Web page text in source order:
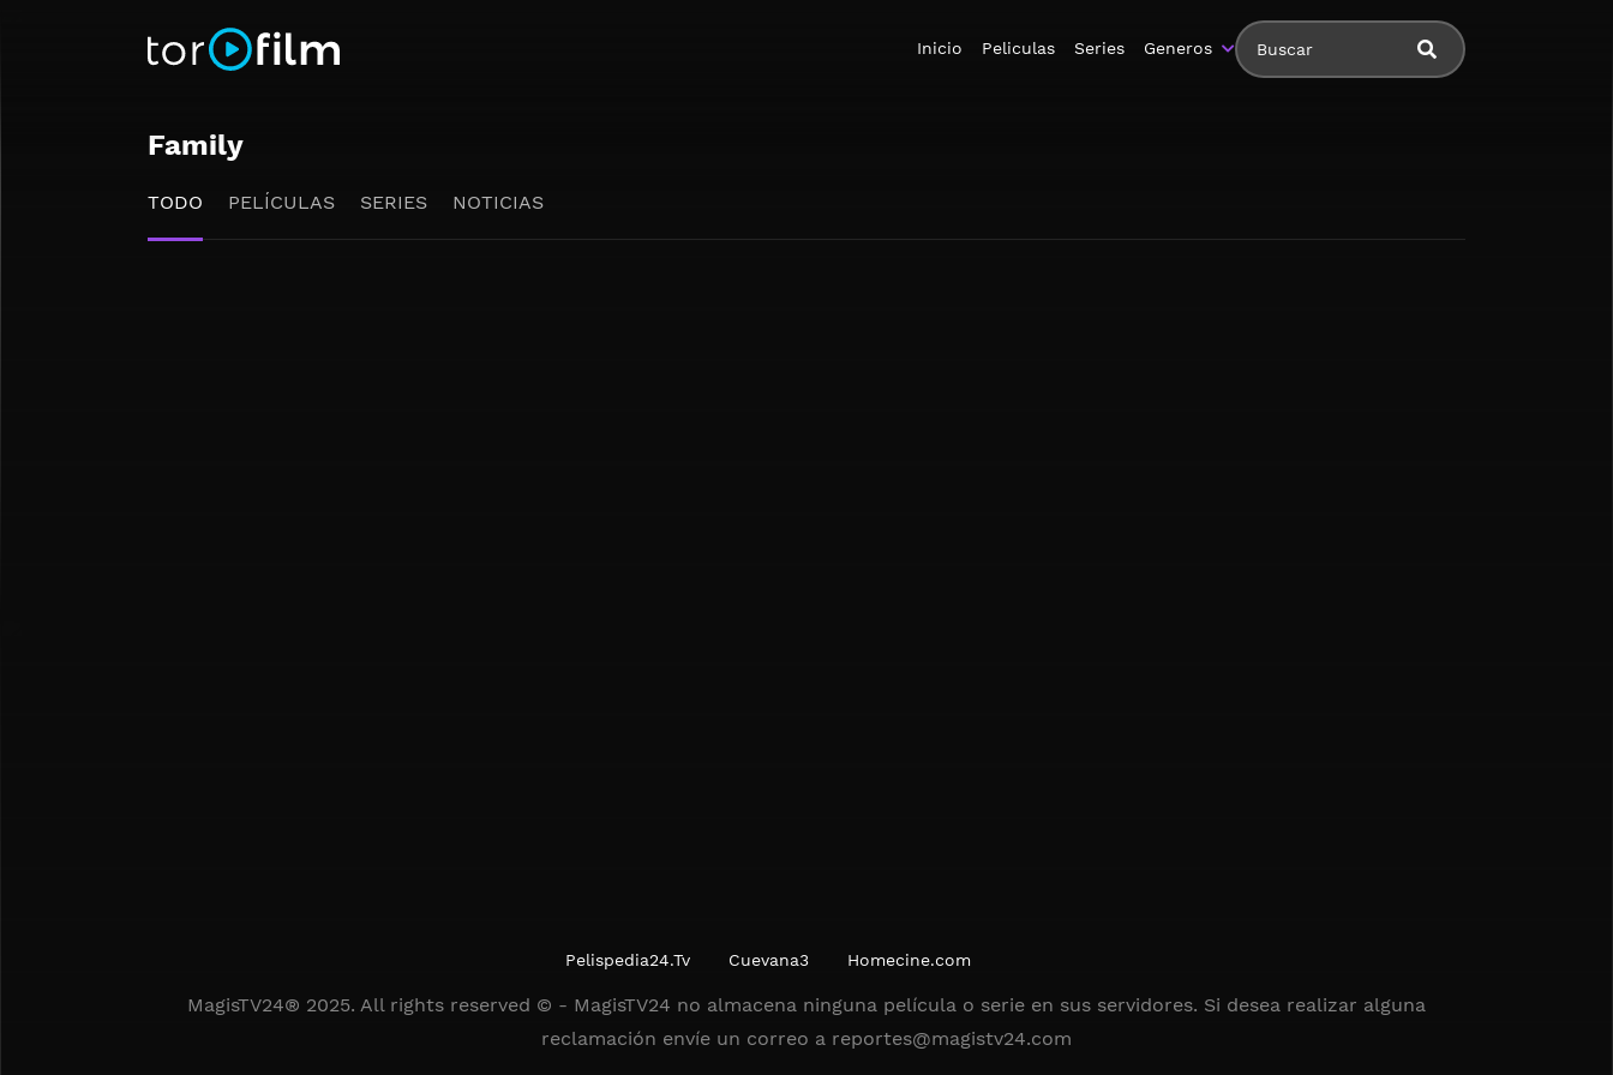
Inicio Peliculas Series Generos
Family
TODO PELÍCULAS SERIES NOTICIAS
Pelispedia24.Tv Cuevana3 Homecine.com
MagisTV24® 2025. All rights reserved © - MagisTV24 no almacena ninguna película o serie en sus servidores. Si desea realizar alguna
reclamación envíe un correo a reportes@magistv24.com